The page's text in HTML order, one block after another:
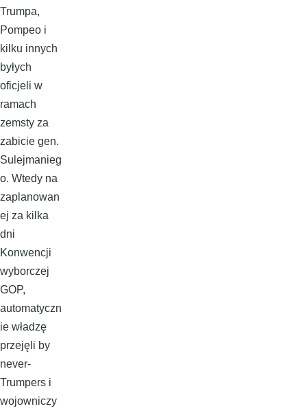
Trumpa,
Pompeo i
kilku innych
byłych
oficjeli w
ramach
zemsty za
zabicie gen.
Sulejmanieg
o. Wtedy na
zaplanowan
ej za kilka
dni
Konwencji
wyborczej
GOP,
automatyczn
ie władzę
przejęli by
never-
Trumpers i
wojowniczy